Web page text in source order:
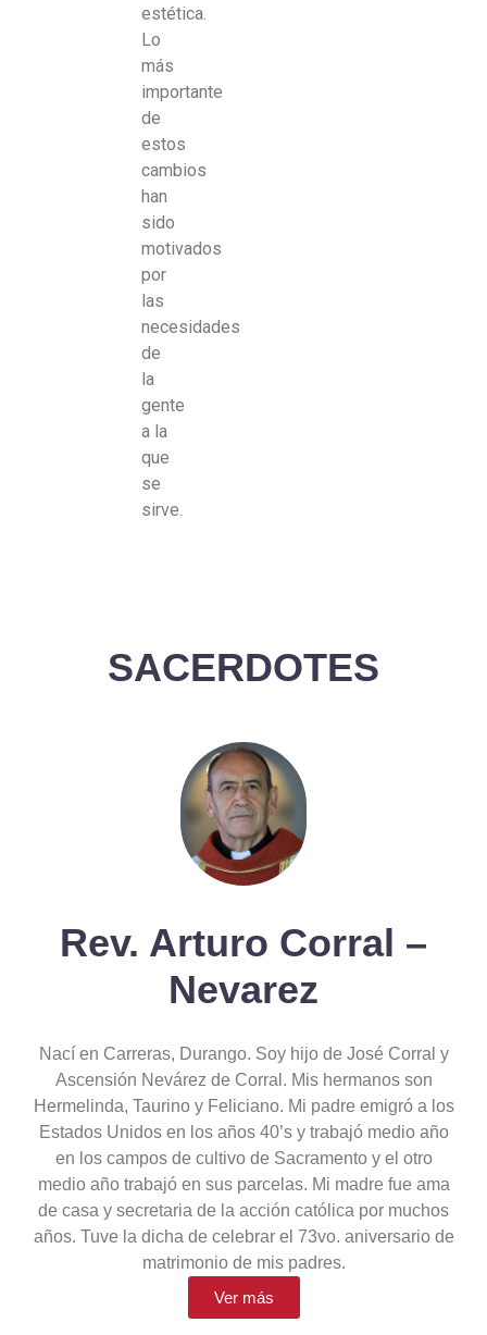
estética.
Lo
más
importante
de
estos
cambios
han
sido
motivados
por
las
necesidades
de
la
gente
a la
que
se
sirve.
SACERDOTES
Rev. Arturo Corral –
Nevarez
Nací en Carreras, Durango. Soy hijo de José Corral y
Ascensión Nevárez de Corral. Mis hermanos son
Hermelinda, Taurino y Feliciano. Mi padre emigró a los
Estados Unidos en los años 40’s y trabajó medio año
en los campos de cultivo de Sacramento y el otro
medio año trabajó en sus parcelas. Mi madre fue ama
de casa y secretaria de la acción católica por muchos
años. Tuve la dicha de celebrar el 73vo. aniversario de
matrimonio de mis padres.
Ver más